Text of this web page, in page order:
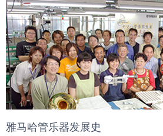
雅马哈管乐器发展史